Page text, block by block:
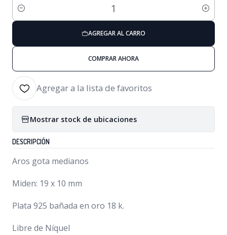
Cantidad
AGREGAR AL CARRO
COMPRAR AHORA
Agregar a la lista de favoritos
Mostrar stock de ubicaciones
DESCRIPCIÓN
Aros gota medianos
Miden: 19 x 10 mm
Plata 925 bañada en oro 18 k.
Libre de Níquel